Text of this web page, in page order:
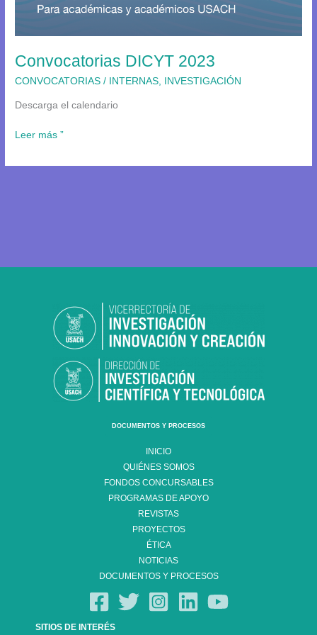
Convocatorias DICYT 2023
CONVOCATORIAS / INTERNAS, INVESTIGACIÓN
Descarga el calendario
Leer más ”
DOCUMENTOS Y PROCESOS
INICIO
QUIÉNES SOMOS
FONDOS CONCURSABLES
PROGRAMAS DE APOYO
REVISTAS
PROYECTOS
ÉTICA
NOTICIAS
DOCUMENTOS Y PROCESOS
SITIOS DE INTERÉS